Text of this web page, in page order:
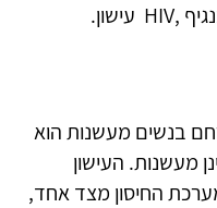
,
HIV עישון.
בנשים מעשנות הוא
מעשנות. העישון
החיסון מצד אחד,